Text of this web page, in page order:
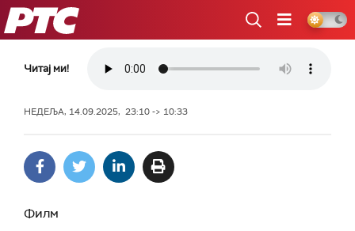
РТС
Читај ми!
НЕДЕЉА, 14.09.2025, 23:10 -> 10:33
Филм